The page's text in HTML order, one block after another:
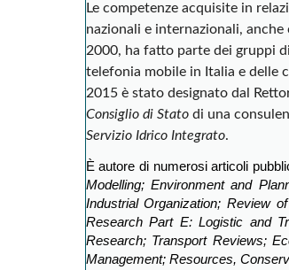
Le competenze acquisite in
nazionali e internazionali,
2000, ha fatto parte dei gruppi
telefonia mobile in Italia e delle
2015 è stato designato dal
Consiglio di Statodi una
Servizio Idrico Integrato.
È autore di numerosi articoli
Modelling; Environment and
Industrial Organization; Review
Research Part E: Logistic and
Research; Transport Reviews;
Management; Resources,